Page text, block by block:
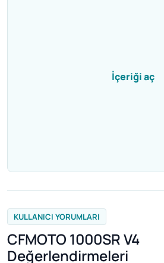
İçeriği aç
KULLANICI YORUMLARI
CFMOTO 1000SR V4
Değerlendirmeleri